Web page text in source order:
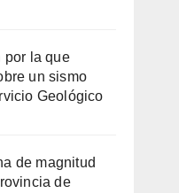
por la que
un sismo
Geológico
de magnitud
de